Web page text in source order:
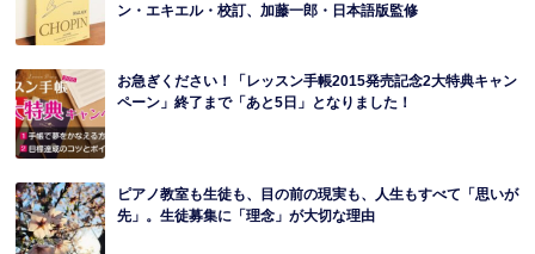
ン・エキエル・校訂、加藤一郎・日本語版監修
お急ぎください！「レッスン手帳2015発売記念2大特典キャン
ペーン」終了まで「あと5日」となりました！
ピアノ教室も生徒も、目の前の現実も、人生もすべて「思いが
先」。生徒募集に「理念」が大切な理由